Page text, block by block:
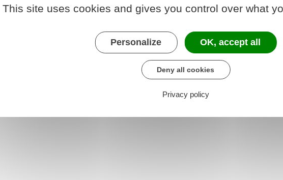
This site uses cookies and gives you control over what
Personalize OK, accept all
Deny all cookies
Privacy policy